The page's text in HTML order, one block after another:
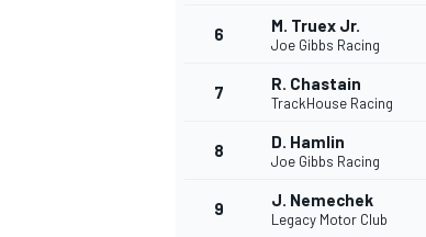
6 M. Truex Jr.
Joe Gibbs Racing
7 R. Chastain
TrackHouse Racing
8 D. Hamlin
Joe Gibbs Racing
9 J. Nemechek
Legacy Motor Club